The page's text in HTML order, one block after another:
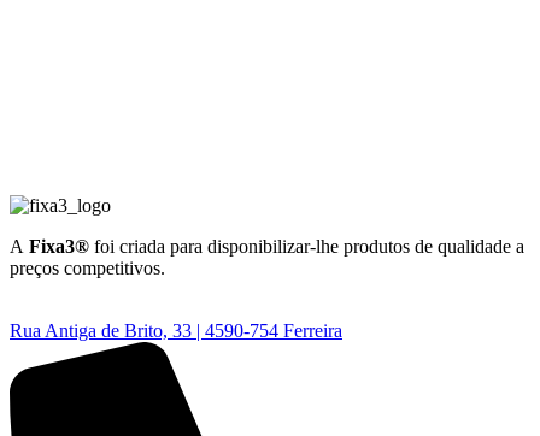
A Fixa3® foi criada para disponibilizar-lhe produtos de qualidade a
preços competitivos.
Rua Antiga de Brito, 33 | 4590-754 Ferreira